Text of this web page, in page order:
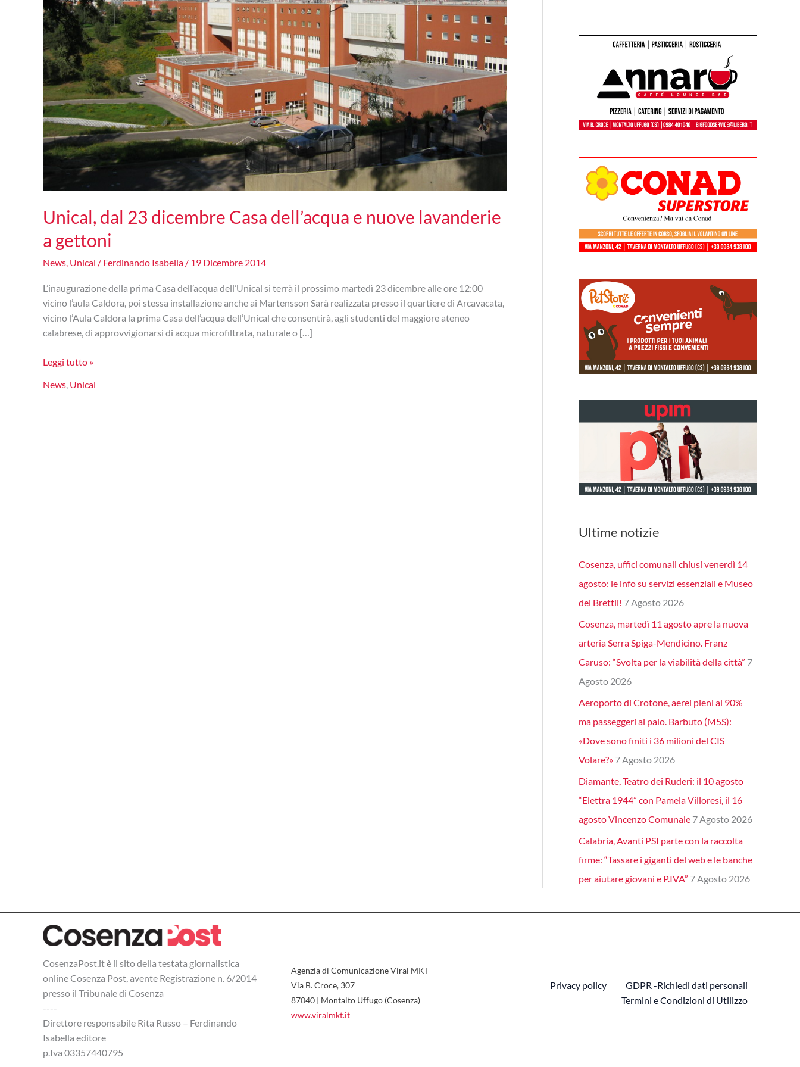
Unical, dal 23 dicembre Casa dell’acqua e nuove lavanderie
a gettoni
News, Unical / Ferdinando Isabella / 19 Dicembre 2014
L’inaugurazione della prima Casa dell’acqua dell’Unical si terrà il prossimo martedì 23 dicembre alle ore 12:00
vicino l’aula Caldora, poi stessa installazione anche ai Martensson Sarà realizzata presso il quartiere di Arcavacata,
vicino l’Aula Caldora la prima Casa dell’acqua dell’Unical che consentirà, agli studenti del maggiore ateneo
calabrese, di approvvigionarsi di acqua microfiltrata, naturale o […]
Unical,
23
Casa
Leggi tutto »
News, Unical
Ultime notizie
Cosenza, uffici comunali chiusi venerdì 14
agosto: le info su servizi essenziali e Museo
dei Brettii! 7 Agosto 2026
Cosenza, martedì 11 agosto apre la nuova
arteria Serra Spiga-Mendicino. Franz
Caruso: “Svolta per la viabilità della città” 7
Agosto 2026
Aeroporto di Crotone, aerei pieni al 90%
ma passeggeri al palo. Barbuto (M5S):
«Dove sono finiti i 36 milioni del CIS
Volare?» 7 Agosto 2026
Diamante, Teatro dei Ruderi: il 10 agosto
“Elettra 1944” con Pamela Villoresi, il 16
agosto Vincenzo Comunale 7 Agosto 2026
Calabria, Avanti PSI parte con la raccolta
firme: “Tassare i giganti del web e le banche
per aiutare giovani e P.IVA” 7 Agosto 2026
CosenzaPost.it è il sito della testata giornalistica
online Cosenza Post, avente Registrazione n. 6/2014
presso il Tribunale di Cosenza
----
Direttore responsabile Rita Russo – Ferdinando
Isabella editore
p.Iva 03357440795
Agenzia di Comunicazione Viral MKT
Via B. Croce, 307
87040 | Montalto Uffugo (Cosenza)
www.viralmkt.it
Privacy policy
GDPR -Richiedi dati personali
Termini e Condizioni di Utilizzo